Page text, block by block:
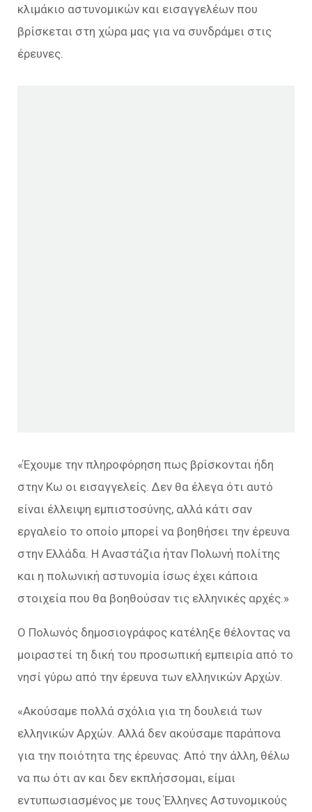
κλιμάκιο αστυνομικών και εισαγγελέων που
βρίσκεται στη χώρα μας για να συνδράμει στις
έρευνες.
«Έχουμε την πληροφόρηση πως βρίσκονται ήδη
στην Κω οι εισαγγελείς. Δεν θα έλεγα ότι αυτό
είναι έλλειψη εμπιστοσύνης, αλλά κάτι σαν
εργαλείο το οποίο μπορεί να βοηθήσει την έρευνα
στην Ελλάδα. Η Αναστάζια ήταν Πολωνή πολίτης
και η πολωνική αστυνομία ίσως έχει κάποια
στοιχεία που θα βοηθούσαν τις ελληνικές αρχές.»
Ο Πολωνός δημοσιογράφος κατέληξε θέλοντας να
μοιραστεί τη δική του προσωπική εμπειρία από το
νησί γύρω από την έρευνα των ελληνικών Αρχών.
«Ακούσαμε πολλά σχόλια για τη δουλειά των
ελληνικών Αρχών. Αλλά δεν ακούσαμε παράπονα
για την ποιότητα της έρευνας. Από την άλλη, θέλω
να πω ότι αν και δεν εκπλήσσομαι, είμαι
εντυπωσιασμένος με τους Έλληνες Αστυνομικούς